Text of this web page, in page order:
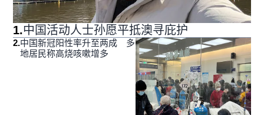
1.中国活动人士孙愿平抵澳寻庇护
2.中国新冠阳性率升至两成 多
地居民称高烧咳嗽增多